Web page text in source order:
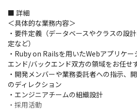
■ 詳細
＜具体的な業務内容＞
・要件定義（データベースやクラスの設
定など）
・Ruby on Railsを用いたWebアプリケー
エンド/バックエンド双方の領域をお任せ
・開発メンバーや業務委託者への指示、
のディレクション
・エンジニアチームの組織設計
・採用活動